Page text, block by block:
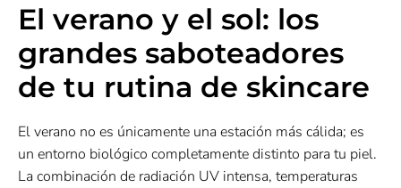
El verano y el sol: los
grandes saboteadores
de tu rutina de skincare
El verano no es únicamente una estación más cálida; es
un entorno biológico completamente distinto para tu piel.
La combinación de radiación UV intensa, temperaturas